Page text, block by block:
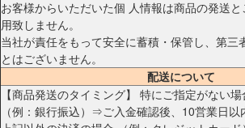
お客様からいただいた個 人情報は商品の発送
用致しません。
当社が責任をもって安全に蓄積・保管し、第三
とはございません。
配送について
【商品発送のタイミング】 特にご指定がない
（例：銀行振込）⇒ご入金確認後、10営業日以